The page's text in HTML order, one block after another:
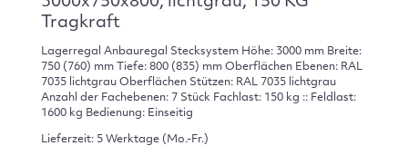
Tragkraft
Lagerregal Anbauregal Stecksystem Höhe: 3000 mm Breite:
750 (760) mm Tiefe: 800 (835) mm Oberflächen Ebenen: RAL
7035 lichtgrau Oberflächen Stützen: RAL 7035 lichtgrau
Anzahl der Fachebenen: 7 Stück Fachlast: 150 kg :: Feldlast:
1600 kg Bedienung: Einseitig
Lieferzeit: 5 Werktage (Mo.-Fr.)